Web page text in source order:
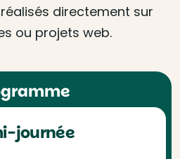
directement sur
ou projets web.
journée